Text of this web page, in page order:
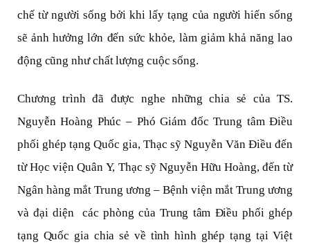
chế từ người sống bởi khi lấy tạng của người hiến sống
sẽ ảnh hưởng lớn đến sức khỏe, làm giảm khả năng lao
động cũng như chất lượng cuộc sống.
Chương trình đã được nghe những chia sẻ của TS.
Nguyễn Hoàng Phúc – Phó Giám đốc Trung tâm Điều
phối ghép tạng Quốc gia, Thạc sỹ Nguyễn Văn Điều đến
từ Học viện Quân Y, Thạc sỹ Nguyễn Hữu Hoàng, đến từ
Ngân hàng mắt Trung ương – Bệnh viện mắt Trung ương
và đại diện các phòng của Trung tâm Điều phối ghép
tạng Quốc gia chia sẻ về tình hình ghép tạng tại Việt